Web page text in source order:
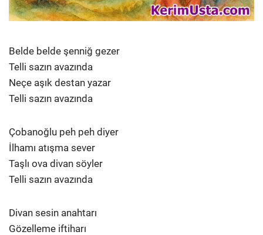
Belde belde şenniğ gezer
Telli sazın avazında
Neçe aşık destan yazar
Telli sazın avazında
Çobanoğlu peh peh diyer
İlhamı atışma sever
Taşlı ova divan söyler
Telli sazın avazında
Divan sesin anahtarı
Gözelleme iftiharı